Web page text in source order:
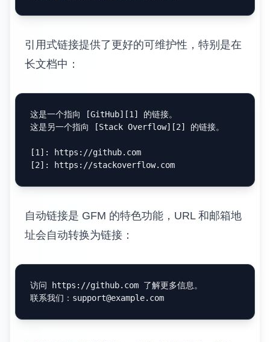
引用式链接提供了更好的可维护性，特别是在
长文档中：
这是一个指向 [GitHub][1] 的链接。
这是另一个指向 [Stack Overflow][2] 的链接。
[1]:
https://github.com
[2]: https://stackoverflow.com
自动链接是 GFM 的特色功能，URL 和邮箱地
址会自动转换为链接：
访问 https://github.com 了解更多信息。
联系我们： support@example.com